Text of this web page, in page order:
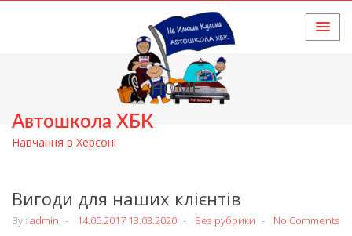
Автошкола ХБК
Навчання в Херсоні
HOME
Вигоди для наших клієнтів
By : admin 14.05.2017 13.03.2020 Без рубрики No Comments